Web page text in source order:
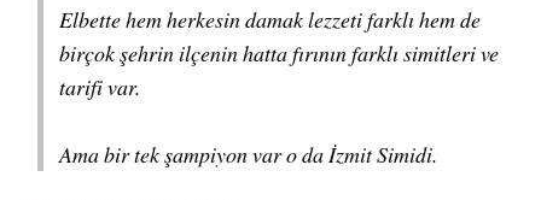
Elbette hem herkesin damak lezzeti farklı hem de
birçok şehrin ilçenin hatta fırının farklı simitleri ve
tarifi var.
Ama bir tek şampiyon var o da İzmit Simidi.